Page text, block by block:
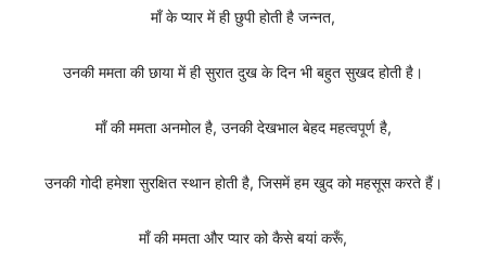
माँ के प्यार में ही छुपी होती है जन्नत,
उनकी ममता की छाया में ही सुरात दुख के दिन भी बहुत सुखद होती है।
माँ की ममता अनमोल है, उनकी देखभाल बेहद महत्वपूर्ण है,
उनकी गोदी हमेशा सुरक्षित स्थान होती है, जिसमें हम खुद को महसूस करते हैं।
माँ की ममता और प्यार को कैसे बयां करूँ,